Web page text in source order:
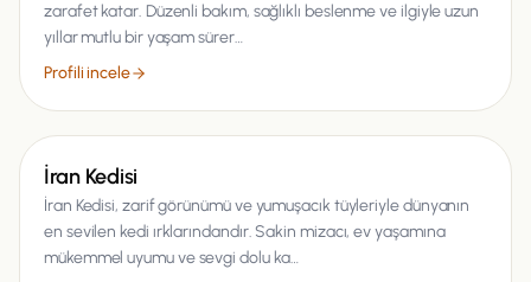
zarafet katar. Düzenli bakım, sağlıklı beslenme ve ilgiyle uzun
yıllar mutlu bir yaşam sürer…
Profili incele
İran Kedisi
İran Kedisi, zarif görünümü ve yumuşacık tüyleriyle dünyanın
en sevilen kedi ırklarındandır. Sakin mizacı, ev yaşamına
mükemmel uyumu ve sevgi dolu ka…